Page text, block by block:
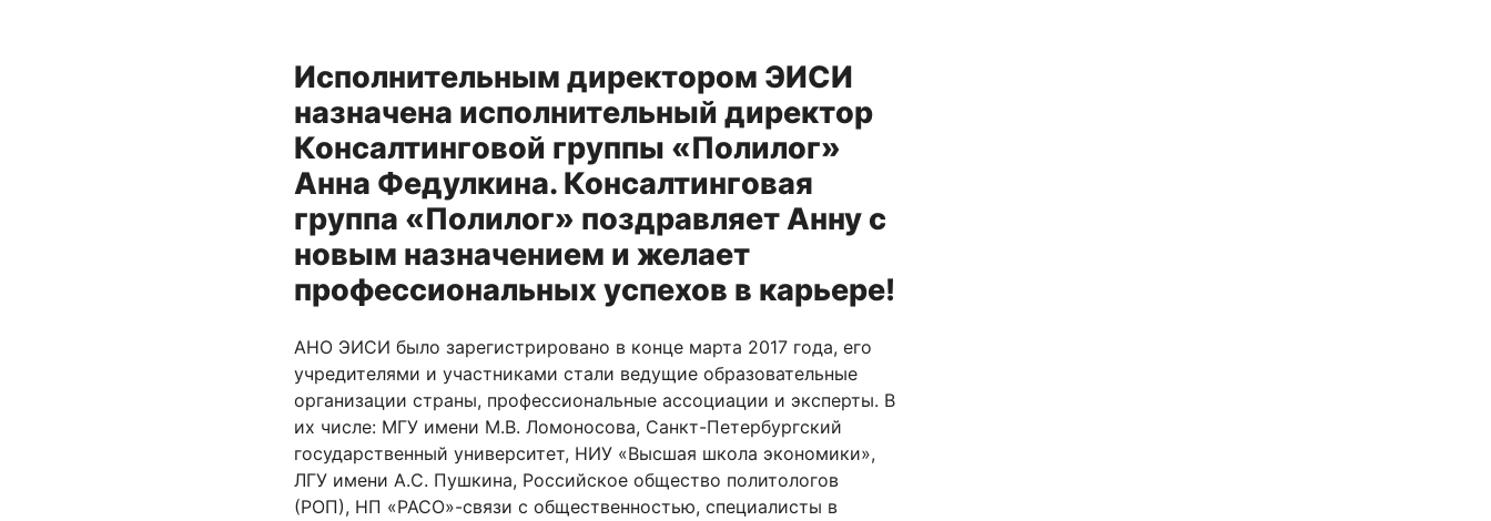
Исполнительным директором ЭИСИ
назначена исполнительный директор
Консалтинговой группы «Полилог»
Анна Федулкина. Консалтинговая
группа «Полилог» поздравляет Анну с
новым назначением и желает
профессиональных успехов в карьере!
АНО ЭИСИ было зарегистрировано в конце марта 2017 года, его
учредителями и участниками стали ведущие образовательные
организации страны, профессиональные ассоциации и эксперты. В
их числе: МГУ имени М.В. Ломоносова, Санкт-Петербургский
государственный университет, НИУ «Высшая школа экономики»,
ЛГУ имени А.С. Пушкина, Российское общество политологов
(РОП), НП «РАСО»-связи с общественностью, специалисты в